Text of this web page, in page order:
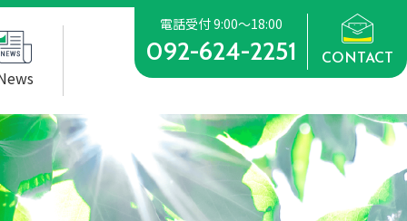
電話受付 9:00～18:00
092-624-2251 CONTACT